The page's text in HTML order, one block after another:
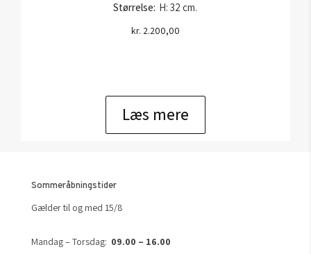
Størrelse: H: 32 cm.
kr. 2.200,00
Læs mere
Sommeråbningstider
Gælder til og med 15/8
Mandag – Torsdag: 09.00 – 16.00